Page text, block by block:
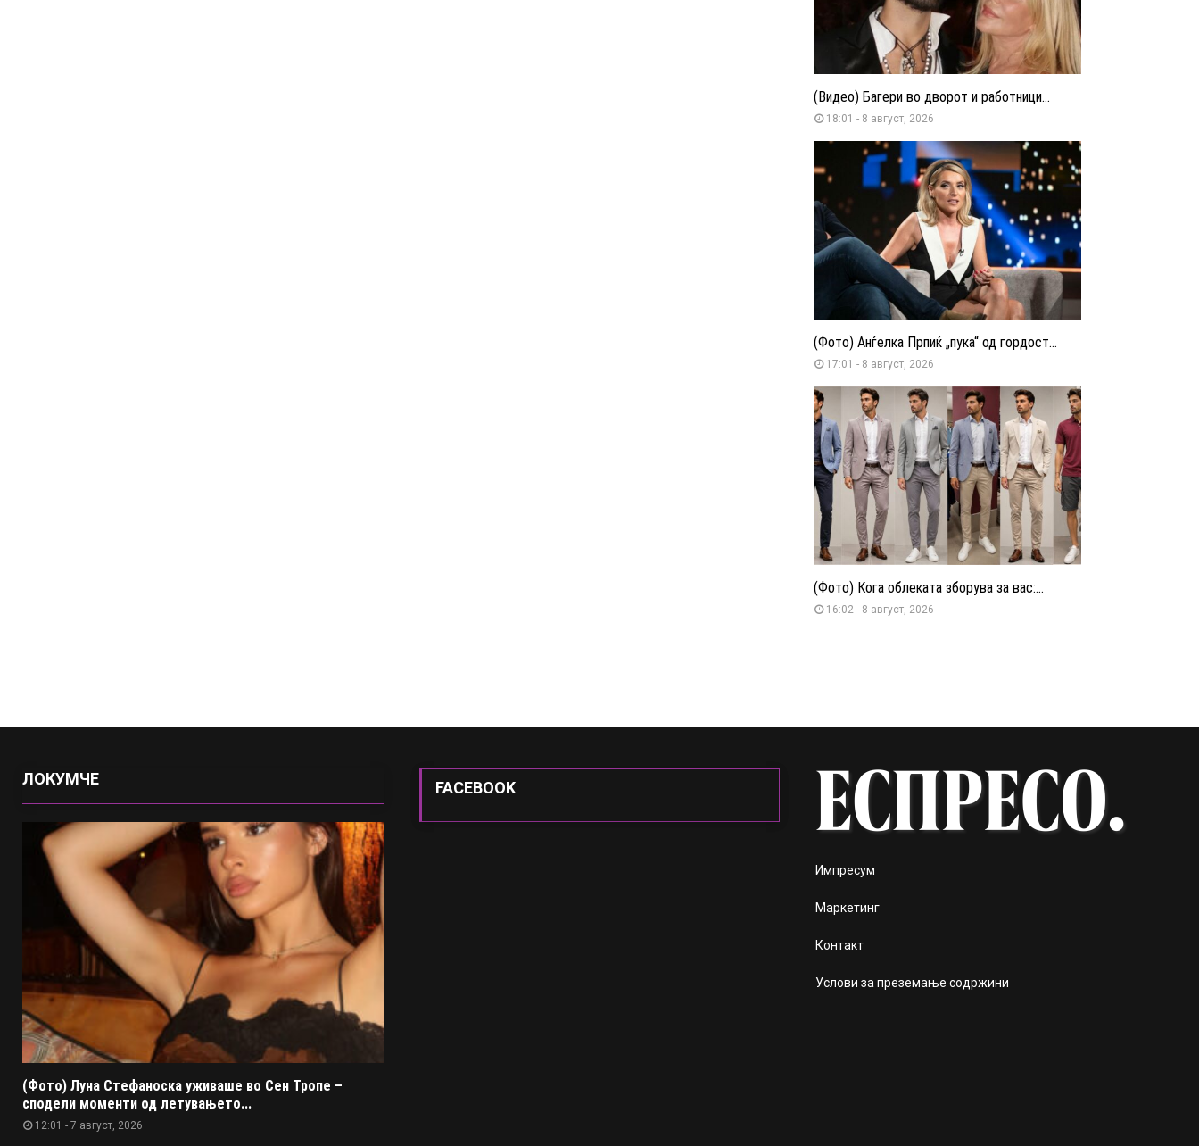
(Видео) Багери во дворот и работници...
18:01 - 8 август, 2026
(Фото) Анѓелка Прпиќ „пука“ од гордост...
17:01 - 8 август, 2026
(Фото) Кога облеката зборува за вас:...
16:02 - 8 август, 2026
ЛОКУМЧЕ
(Фото) Луна Стефаноска уживаше во Сен Тропе –
сподели моменти од летувањето...
12:01 - 7 август, 2026
FACEBOOK
Импресум
Маркетинг
Контакт
Услови за преземање содржини